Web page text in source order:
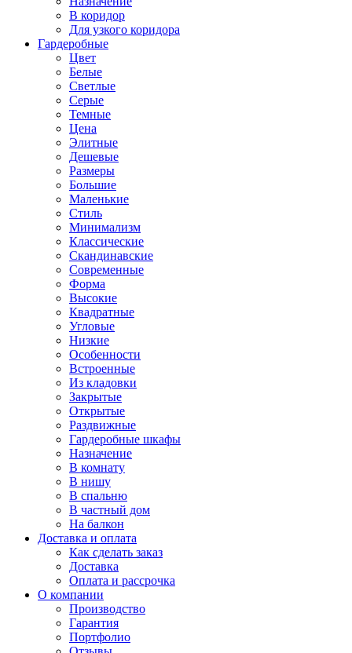
В коридор
Для узкого коридора
Гардеробные
Цвет
Белые
Светлые
Серые
Темные
Цена
Элитные
Дешевые
Размеры
Большие
Маленькие
Стиль
Минимализм
Классические
Скандинавские
Современные
Форма
Высокие
Квадратные
Угловые
Низкие
Особенности
Встроенные
Из кладовки
Закрытые
Открытые
Раздвижные
Гардеробные шкафы
Назначение
В комнату
В нишу
В спальню
В частный дом
На балкон
Доставка и оплата
Как сделать заказ
Доставка
Оплата и рассрочка
О компании
Производство
Гарантия
Портфолио